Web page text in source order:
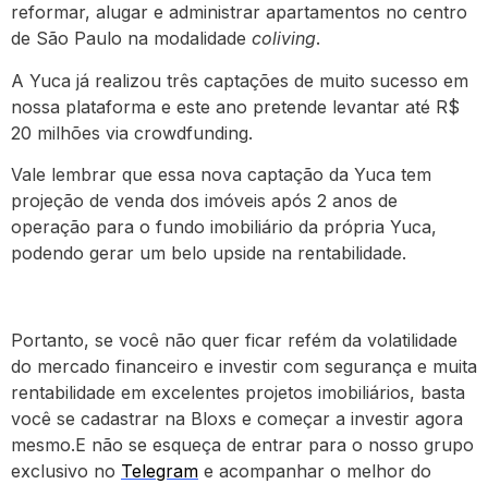
reformar, alugar e administrar apartamentos no centro
de São Paulo na modalidade coliving.
A Yuca já realizou três captações de muito sucesso em
nossa plataforma e este ano pretende levantar até R$
20 milhões via crowdfunding.
Vale lembrar que essa nova captação da Yuca tem
projeção de venda dos imóveis após 2 anos de
operação para o fundo imobiliário da própria Yuca,
podendo gerar um belo upside na rentabilidade.
Portanto, se você não quer ficar refém da volatilidade
do mercado financeiro e investir com segurança e muita
rentabilidade em excelentes projetos imobiliários, basta
você se cadastrar na Bloxs e começar a investir agora
mesmo.E não se esqueça de entrar para o nosso grupo
exclusivo no Telegram e acompanhar o melhor do